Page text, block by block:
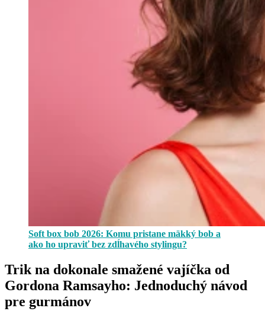
Soft box bob 2026: Komu pristane mäkký bob a
ako ho upraviť bez zdĺhavého stylingu?
Trik na dokonale smažené vajíčka od
Gordona Ramsayho: Jednoduchý návod
pre gurmánov